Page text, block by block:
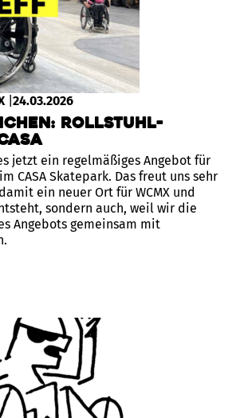
|24.03.2026
Rollstuhl-
jetzt ein regelmäßiges Angebot für
CASA Skatepark. Das freut uns sehr
ein neuer Ort für WCMX und
sondern auch, weil wir die
Angebots gemeinsam mit